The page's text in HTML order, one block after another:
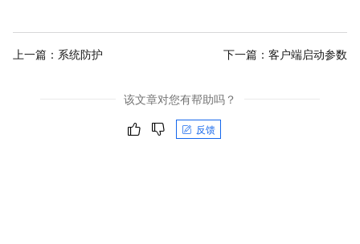
上一篇： 系统防护 下一篇： 客户端启动参数
该文章对您有帮助吗？
反馈